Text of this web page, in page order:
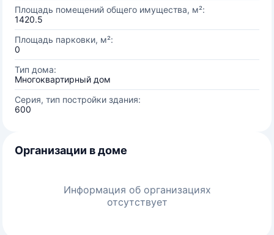
Площадь помещений общего имущества, м²:
1420.5
Площадь парковки, м²:
0
Тип дома:
Многоквартирный дом
Серия, тип постройки здания:
600
Организации в доме
Информация об организациях
отсутствует